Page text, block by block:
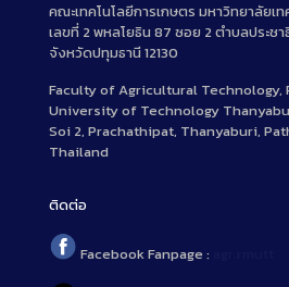
คณะเทคโนโลยีการเกษตร มหาวิทยาลัยเ
เลขที่ 2 พหลโยธิน 87 ซอย 2 ตำบลประช
จังหวัดปทุมธานี 12130
Faculty of Agricultural Technology,
University of Technology
Soi 2, Prachathipat, Thanyaburi,
Thailand
ติดต่อ
Facebook Fanpage :